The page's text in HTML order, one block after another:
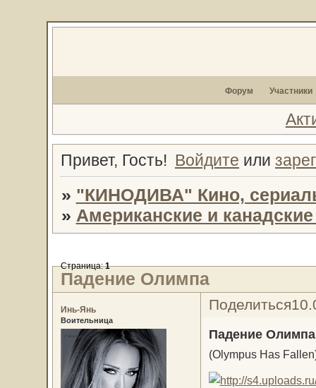
Форум Участники
Привет, Гость! Войдите или
» "КИНОДИВА" Кино,
» Американские и
Падение Олимпа
Страница:1
Поделиться
Инь-Янь
Воительница
Падение Олимпа
(Olympus Has